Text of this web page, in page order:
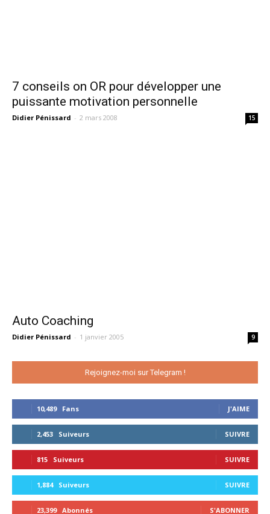
7 conseils on OR pour développer une
puissante motivation personnelle
Didier Pénissard - 2 mars 2008 15
Auto Coaching
Didier Pénissard - 1 janvier 2005 9
Rejoignez-moi sur Telegram !
10,489 Fans J'AIME
2,453 Suiveurs SUIVRE
815 Suiveurs SUIVRE
1,884 Suiveurs SUIVRE
23,399 Abonnés S'ABONNER